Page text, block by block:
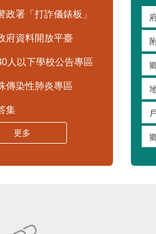
政署「打詐儀錶板」
府資料開放平臺
人以下學校公告專區
傳染性肺炎專區
集
更多